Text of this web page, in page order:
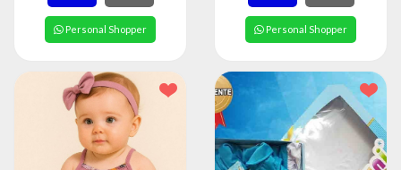
Personal Shopper Personal Shopper